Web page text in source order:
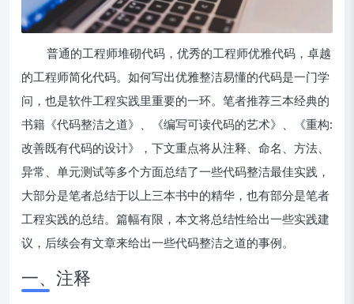
普通的工程师堆砌代码，优秀的工程师优雅代码，卓越
的工程师简化代码。如何写出优雅整洁易懂的代码是一门学
问，也是软件工程实践里重要的一环。笔者推荐三本经典的
书籍《代码整洁之道》、《编写可读代码的艺术》、《重构:
改善既有代码的设计》，下文重点将从注释、命名、方法、
异常、单元测试等多个方面总结了一些代码整洁最佳实践，
大部分是笔者总结于以上三本书中的精华，也有部分是笔者
工程实践的总结。篇幅有限，本文将总结性给出一些实践建
议，后续会有文章来给出一些代码整洁之道的事例。
一、注释